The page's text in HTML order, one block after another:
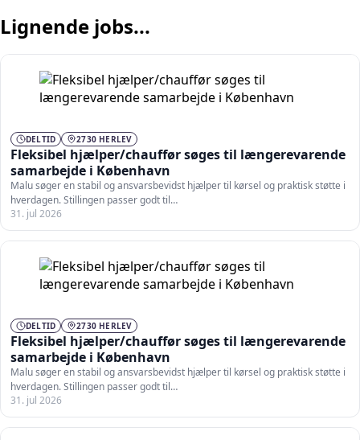
Lignende jobs...
DELTID 2730 HERLEV
Fleksibel hjælper/chauffør søges til længerevarende
samarbejde i København
Malu søger en stabil og ansvarsbevidst hjælper til kørsel og praktisk støtte i
hverdagen. Stillingen passer godt til…
31. jul 2026
DELTID 2730 HERLEV
Fleksibel hjælper/chauffør søges til længerevarende
samarbejde i København
Malu søger en stabil og ansvarsbevidst hjælper til kørsel og praktisk støtte i
hverdagen. Stillingen passer godt til…
31. jul 2026